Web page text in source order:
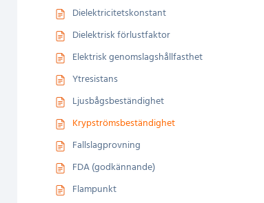
Dielektricitetskonstant
Dielektrisk förlustfaktor
Elektrisk genomslagshållfasthet
Ytresistans
Ljusbågsbeständighet
Krypströmsbeständighet
Fallslagprovning
FDA (godkännande)
Flampunkt